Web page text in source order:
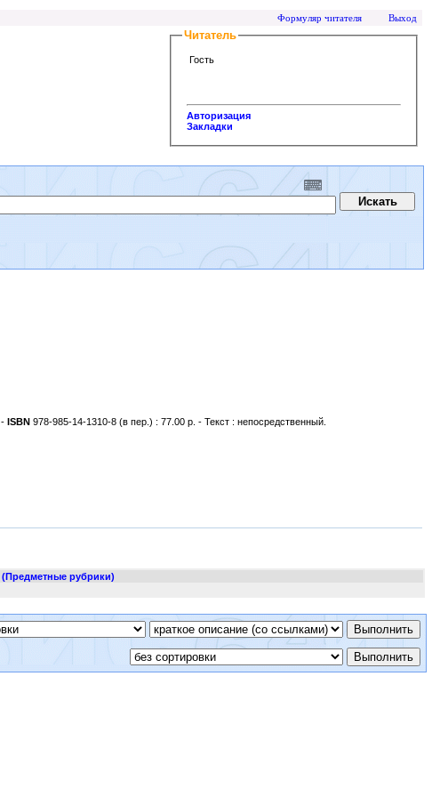
Формуляр читателя Выход
Читатель
Гость
Авторизация
Закладки
ISBN 978-985-14-1310-8 (в пер.) : 77.00 р. - Текст : непосредственный.
(Предметные рубрики)